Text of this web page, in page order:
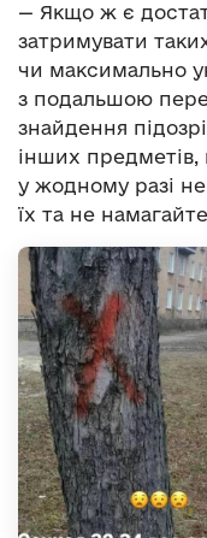
— Якщо ж є
затримувати
чи максимально
з подальшою
знайдення
інших предметів,
у жодному разі
їх та не